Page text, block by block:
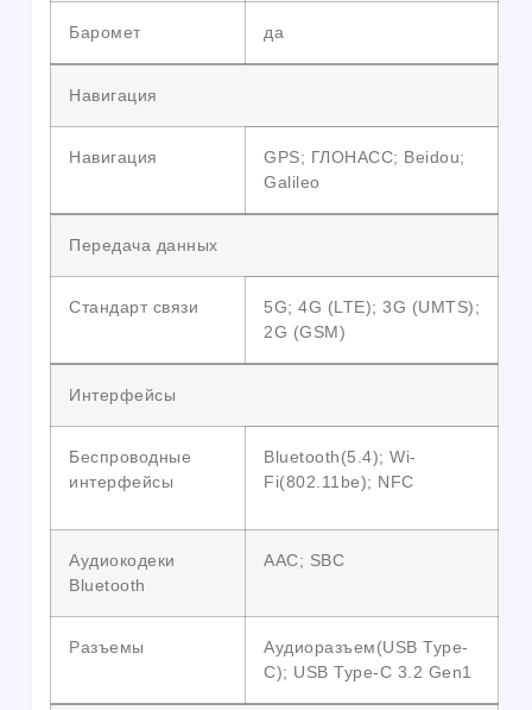
Баромет да
Навигация
Навигация
GPS; ГЛОНАСС; Beidou;
Galileo
Передача данных
Стандарт связи
5G; 4G (LTE); 3G (UMTS);
2G (GSM)
Интерфейсы
Беспроводные
интерфейсы
Bluetooth(5.4); Wi-
Fi(802.11be); NFC
Аудиокодеки
Bluetooth
AAC; SBC
Разъемы
Аудиоразъем(USB Type-
C); USB Type-C 3.2 Gen1